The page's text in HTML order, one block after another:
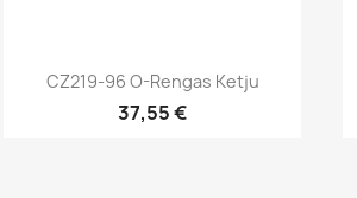
Pikakatselu
CZ219-96 O-Rengas Ketju
37,55 €